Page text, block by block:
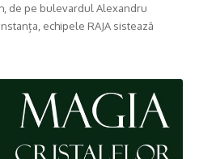
de pe bulevardul Alexandru
echipele RAJA sistează